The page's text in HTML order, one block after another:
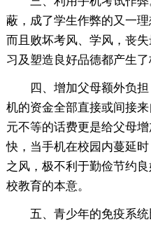
蔽，成了学生作弊的又一
而且败坏考风、学风，丧
习及塑造良好品德都产生了
四、增加父母额外负
机的资金全部直接或间接
元不等的话费更是给父母
快，当手机在校园内蔓延
之风，极不利于勤俭节约
校教育的本意。
五、青少年的免疫系